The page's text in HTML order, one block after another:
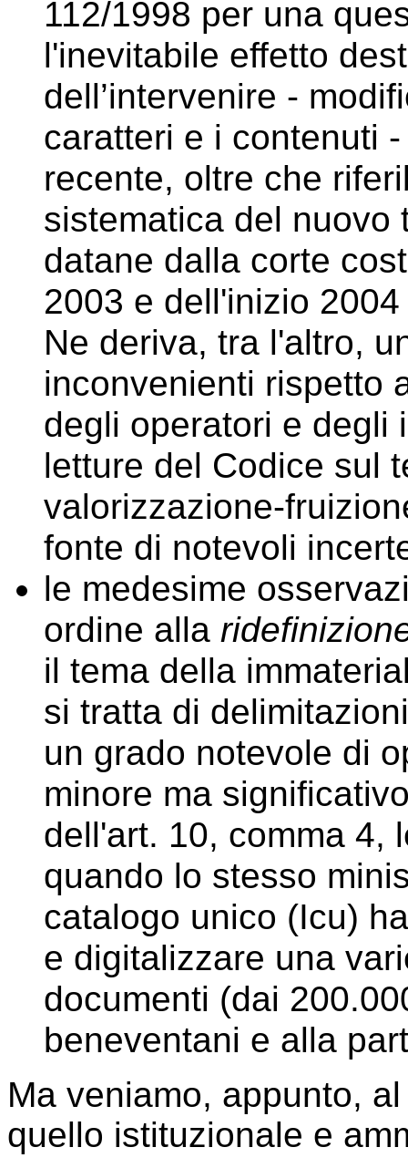
112/1998 per una
l'inevitabile effetto
dell’intervenire -
caratteri e i contenuti
recente, oltre che
sistematica del nuovo
datane dalla corte
2003 e dell'inizio
Ne deriva, tra l'altro,
inconvenienti rispetto
degli operatori e degli
letture del Codice sul
valorizzazione-
fonte di notevoli
le medesime
ordine alla
il tema della
si tratta di
un grado notevole di
minore ma
dell'art. 10, comma 4,
quando lo stesso
catalogo unico (Icu)
e digitalizzare una
documenti (dai
beneventani e alla
Ma veniamo, appunto,
quello istituzionale e